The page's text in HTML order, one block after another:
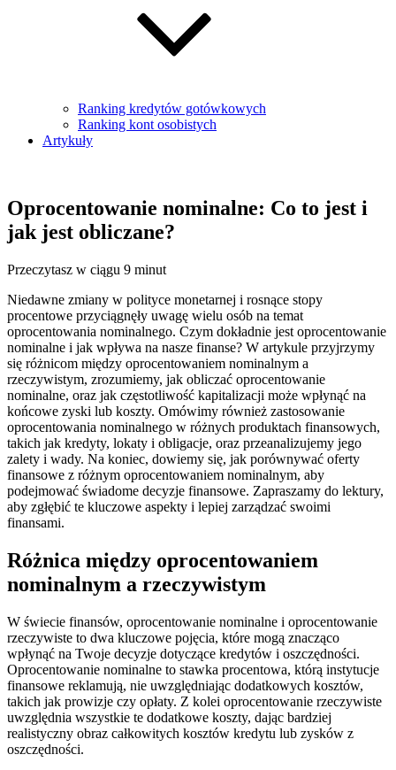
Ranking kredytów gotówkowych
Ranking kont osobistych
Artykuły
Oprocentowanie nominalne: Co to jest i
jak jest obliczane?
Przeczytasz w ciągu 9 minut
Niedawne zmiany w polityce monetarnej i rosnące stopy
procentowe przyciągnęły uwagę wielu osób na temat
oprocentowania nominalnego. Czym dokładnie jest oprocentowanie
nominalne i jak wpływa na nasze finanse? W artykule przyjrzymy
się różnicom między oprocentowaniem nominalnym a
rzeczywistym, zrozumiemy, jak obliczać oprocentowanie
nominalne, oraz jak częstotliwość kapitalizacji może wpłynąć na
końcowe zyski lub koszty. Omówimy również zastosowanie
oprocentowania nominalnego w różnych produktach finansowych,
takich jak kredyty, lokaty i obligacje, oraz przeanalizujemy jego
zalety i wady. Na koniec, dowiemy się, jak porównywać oferty
finansowe z różnym oprocentowaniem nominalnym, aby
podejmować świadome decyzje finansowe. Zapraszamy do lektury,
aby zgłębić te kluczowe aspekty i lepiej zarządzać swoimi
finansami.
Różnica między oprocentowaniem
nominalnym a rzeczywistym
W świecie finansów, oprocentowanie nominalne i oprocentowanie
rzeczywiste to dwa kluczowe pojęcia, które mogą znacząco
wpłynąć na Twoje decyzje dotyczące kredytów i oszczędności.
Oprocentowanie nominalne to stawka procentowa, którą instytucje
finansowe reklamują, nie uwzględniając dodatkowych kosztów,
takich jak prowizje czy opłaty. Z kolei oprocentowanie rzeczywiste
uwzględnia wszystkie te dodatkowe koszty, dając bardziej
realistyczny obraz całkowitych kosztów kredytu lub zysków z
oszczędności.